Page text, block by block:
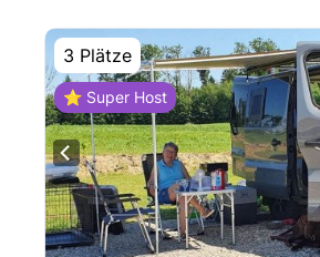
3 Plätze
⭐ Super Host